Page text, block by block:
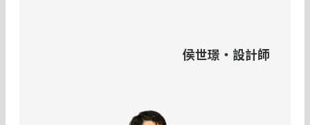
侯世璟・設計師